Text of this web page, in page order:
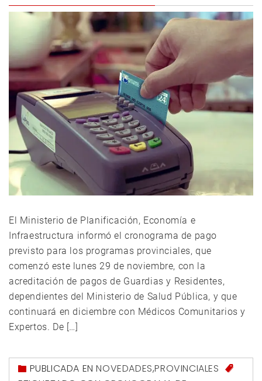
El Ministerio de Planificación, Economía e
Infraestructura informó el cronograma de pago
previsto para los programas provinciales, que
comenzó este lunes 29 de noviembre, con la
acreditación de pagos de Guardias y Residentes,
dependientes del Ministerio de Salud Pública, y que
continuará en diciembre con Médicos Comunitarios y
Expertos. De […]
PUBLICADA ENNOVEDADES,PROVINCIALES